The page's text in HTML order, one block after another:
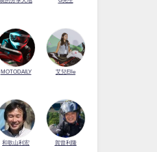
MOTODAILY 艾兒Elle
和歌山利宏 賀曾利隆